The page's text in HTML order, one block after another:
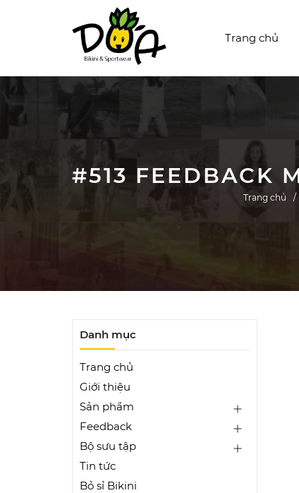
Trang chủ
Trang chủ
Danh mục
Trang chủ
Giới thiệu
Sản phẩm
Feedback
Bộ sưu tập
Tin tức
Bỏ sỉ Bikini